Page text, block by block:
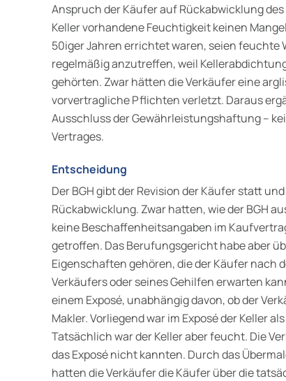
Anspruch der Käufer auf Rückabwicklung
Keller vorhandene Feuchtigkeit keinen
50iger Jahren errichtet waren, seien feuchte
regelmäßig anzutreffen, weil
gehörten. Zwar hätten die Verkäufer eine
vorvertragliche Pflichten verletzt. Daraus
Ausschluss der Gewährleistungshaftung –
Vertrages.
Entscheidung
Der BGH gibt der Revision der Käufer statt
Rückabwicklung. Zwar hatten, wie der BGH
keine Beschaffenheitsangaben im
getroffen. Das Berufungsgericht habe aber
Eigenschaften gehören, die der Käufer nach
Verkäufers oder seines Gehilfen erwarten
einem Exposé, unabhängig davon, ob der
Makler. Vorliegend war im Exposé der Keller
Tatsächlich war der Keller aber feucht. Die
das Exposé nicht kannten. Durch das
hatten die Verkäufer die Käufer über die